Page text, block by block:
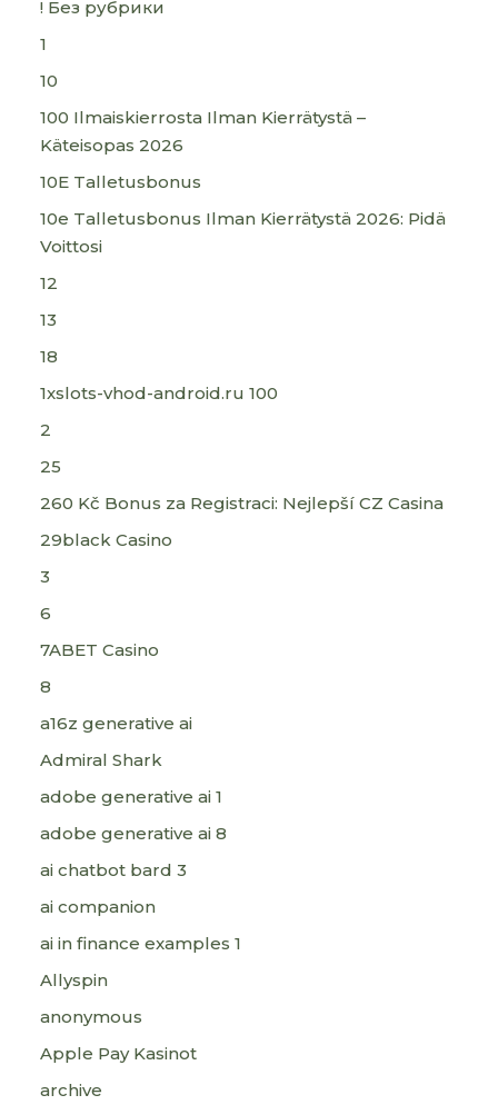
! Без рубрики
1
10
100 Ilmaiskierrosta Ilman Kierrätystä –
Käteisopas 2026
10E Talletusbonus
10e Talletusbonus Ilman Kierrätystä 2026: Pidä
Voittosi
12
13
18
1xslots-vhod-android.ru 100
2
25
260 Kč Bonus za Registraci: Nejlepší CZ Casina
29black Casino
3
6
7ABET Casino
8
a16z generative ai
Admiral Shark
adobe generative ai 1
adobe generative ai 8
ai chatbot bard 3
ai companion
ai in finance examples 1
Allyspin
anonymous
Apple Pay Kasinot
archive